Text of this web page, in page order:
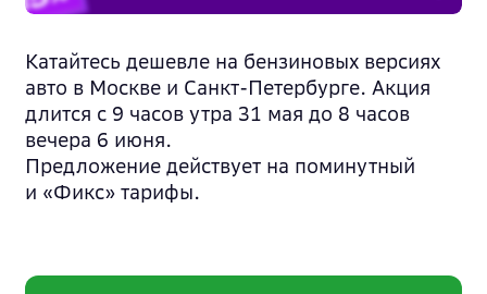
Катайтесь дешевле на бензиновых версиях
авто в Москве и Санкт-Петербурге. Акция
длится с 9 часов утра 31 мая до 8 часов
вечера 6 июня.
Предложение действует на поминутный
и «Фикс» тарифы.